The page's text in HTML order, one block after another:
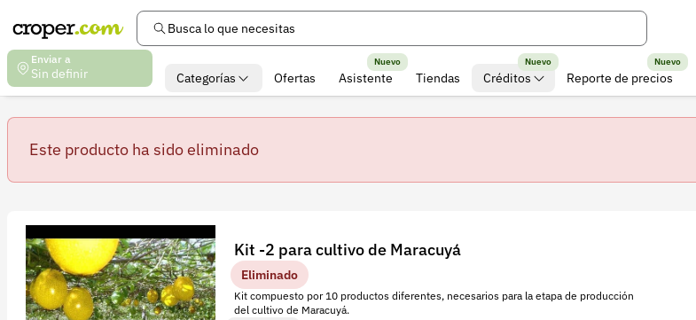
Busca lo que necesitas
Enviar a
Sin definir Categorías Ofertas Asistente
Nuevo
Tiendas Créditos
Nuevo
Reporte de precios
Nuevo
Este producto ha sido eliminado
Kit -2 para cultivo de Maracuyá
Eliminado
Kit compuesto por 10 productos diferentes, necesarios para la etapa de producción
del cultivo de Maracuyá.